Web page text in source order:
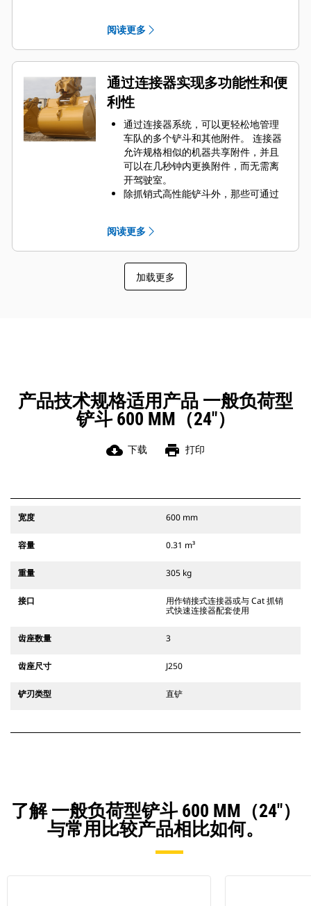
铲刀有助于保护铲斗中最常接触和穿
过物料的部件。
通过为您的铲斗和应用组合选择正确
的 GET 来降低维护成本。
铲斗齿尖提供多种选择，确保适合您
的具体应用。 无论您需要获得平整的
挖掘底面还是挖掘坚硬、磨蚀性的物
料，总会有一款齿尖解决方案适合
您。
阅读更多
通过连接器实现多功能性和便
利性
通过连接器系统，可以更轻松地管理
车队的多个铲斗和其他附件。 连接器
允许规格相似的机器共享附件，并且
可以在几秒钟内更换附件，而无需离
开驾驶室。
除抓销式高性能铲斗外，那些可通过
铲斗配有一个可优化挖掘力的凹进
销，当与 Cat 抓销式快速连接器配套
使用时，可为铲斗提供更快的循环时
间。
此外，Cat 抓销式快速连接器还允许操
带式挖掘机和所有轮式挖掘机兼容。
此外，还提供挖沟宽度连接器。
与 CW 专用连接器系统兼容的附件采
用固定式快速连接器铰接件。 CW 专
用连接器采用楔式锁定系统，确保始
终稳固地连接附件。
阅读更多
加载更多
产品技术规格适用产品 一般负荷型
铲斗 600 MM（24"）
cloud_download 下载 print 打印
宽度 600 mm
容量 0.31 m³
重量 305 kg
接口
用作销接式连接器或与 Cat 抓销
式快速连接器配套使用
齿座数量 3
齿座尺寸 J250
铲刃类型 直铲
了解 一般负荷型铲斗 600 MM（24"）
与常用比较产品相比如何。